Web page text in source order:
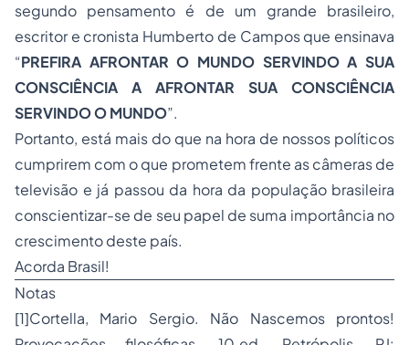
segundo pensamento é de um grande brasileiro,
escritor e cronista Humberto de Campos que ensinava
“PREFIRA AFRONTAR O MUNDO SERVINDO A SUA
CONSCIÊNCIA A AFRONTAR SUA CONSCIÊNCIA
SERVINDO O MUNDO”.
Portanto, está mais do que na hora de nossos políticos
cumprirem com o que prometem frente as câmeras de
televisão e já passou da hora da população brasileira
conscientizar-se de seu papel de suma importância no
crescimento deste país.
Acorda Brasil!
Notas
[1]Cortella, Mario Sergio. Não Nascemos prontos!